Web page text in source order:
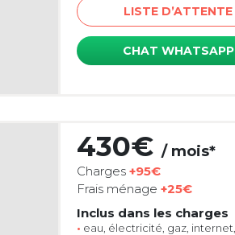
LISTE D’ATTENTE
CHAT WHATSAPP
430€ / mois*
Charges +95€
Frais ménage +25€
Inclus dans les charges
• eau, électricité, gaz, internet,